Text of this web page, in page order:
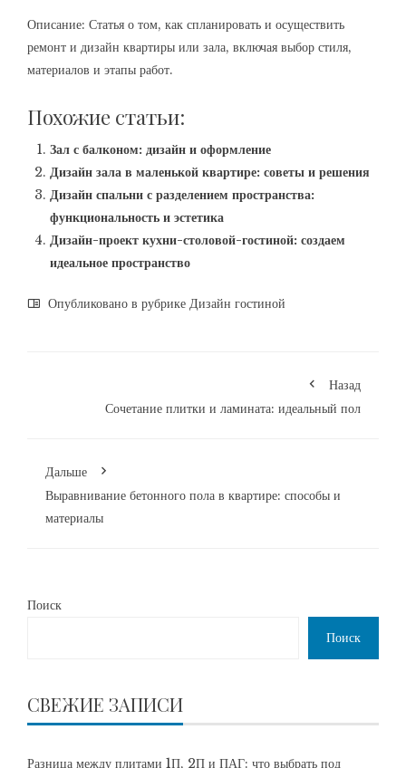
Описание: Статья о том, как спланировать и осуществить
ремонт и дизайн квартиры или зала, включая выбор стиля,
материалов и этапы работ.
Похожие статьи:
Зал с балконом: дизайн и оформление
Дизайн зала в маленькой квартире: советы и решения
Дизайн спальни с разделением пространства:
функциональность и эстетика
Дизайн-проект кухни-столовой-гостиной: создаем
идеальное пространство
Опубликовано в рубрике Дизайн гостиной
Назад
Сочетание плитки и ламината: идеальный пол
Дальше
Выравнивание бетонного пола в квартире: способы и
материалы
Поиск
Поиск
СВЕЖИЕ ЗАПИСИ
Разница между плитами 1П, 2П и ПАГ: что выбрать под